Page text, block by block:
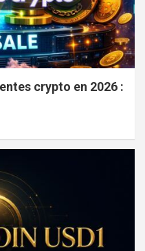
crypto en 2026 :